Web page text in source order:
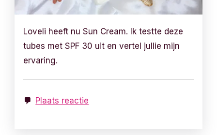
Loveli heeft nu Sun Cream. Ik testte deze
tubes met SPF 30 uit en vertel jullie mijn
ervaring.
Plaats reactie